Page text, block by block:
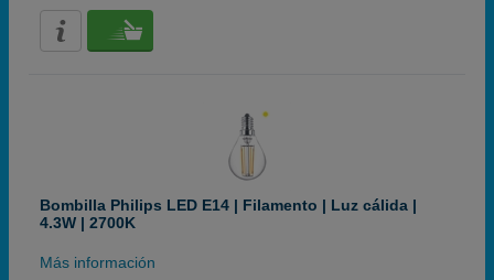
Bombilla Philips LED E14 | Filamento | Luz cálida |
4.3W | 2700K
Más información